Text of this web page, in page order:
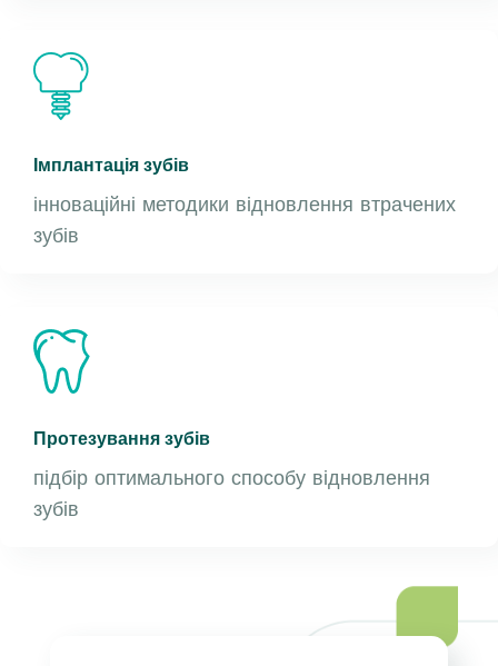
Імплантація зубів
інноваційні методики відновлення втрачених
зубів
Протезування зубів
підбір оптимального способу відновлення
зубів